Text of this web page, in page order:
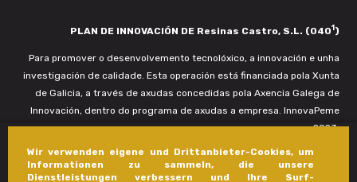
Wir verwenden eigene und Drittanbieter-Cookies, um
Informationen zu sammeln, die unsere
Dienstleistungen verbessern und Ihre Surf-
PLAN DE INNOVACIÓN DE Resinas Castro, S.L. (0401)
Para promover o desenvolvemento tecnolóxico, a innovación e unha
investigación de calidade. Esta operación está financiada pola Xunta
de Galicia, a través de axudas concedidas pola Axencia Galega de
Innovación, dentro do programa de axudas a empresa. InnovaPeme
2023.